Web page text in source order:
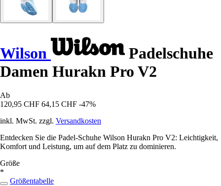
Wilson
Padelschuhe
Damen Hurakn Pro V2
Ab
120,95 CHF 64,15 CHF -47%
inkl. MwSt. zzgl. Versandkosten
Entdecken Sie die Padel-Schuhe Wilson Hurakn Pro V2: Leichtigkeit,
Komfort und Leistung, um auf dem Platz zu dominieren.
Größe
*
Größentabelle